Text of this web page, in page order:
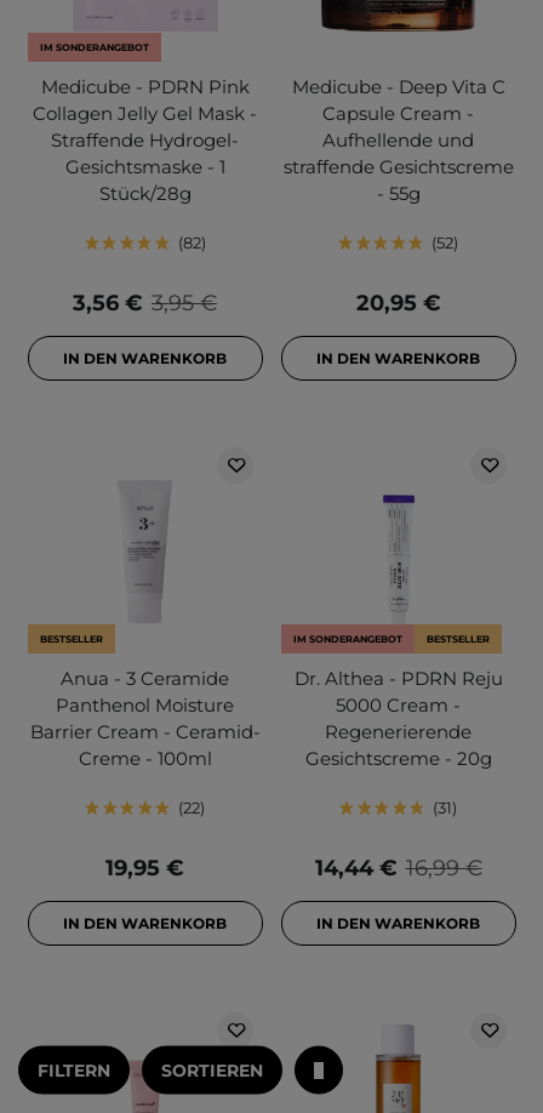
IM SONDERANGEBOT
Medicube - PDRN Pink
Collagen Jelly Gel Mask -
Straffende Hydrogel-
Gesichtsmaske - 1
Stück/28g
82
3,95 €
3,56 €
IN DEN WARENKORB
Medicube - Deep Vita C
Capsule Cream -
Aufhellende und
straffende Gesichtscreme
- 55g
52
20,95 €
IN DEN WARENKORB
BESTSELLER
Anua - 3 Ceramide
Panthenol Moisture
Barrier Cream - Ceramid-
Creme - 100ml
22
19,95 €
IN DEN WARENKORB
IM SONDERANGEBOT BESTSELLER
Dr. Althea - PDRN Reju
5000 Cream -
Regenerierende
Gesichtscreme - 20g
31
16,99 €
14,44 €
IN DEN WARENKORB
FILTERN SORTIEREN